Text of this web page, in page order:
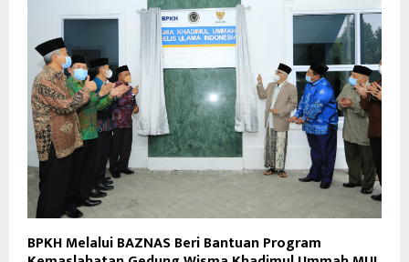
BPKH Melalui BAZNAS Beri Bantuan Program